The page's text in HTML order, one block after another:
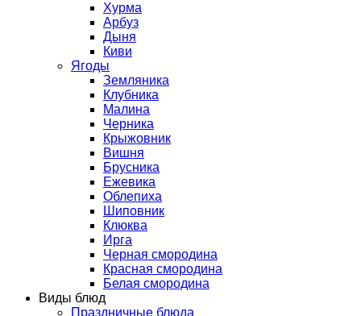
Хурма
Арбуз
Дыня
Киви
Ягоды
Земляника
Клубника
Малина
Черника
Крыжовник
Вишня
Брусника
Ежевика
Облепиха
Шиповник
Клюква
Ирга
Черная смородина
Красная смородина
Белая смородина
Виды блюд
Праздничные блюда